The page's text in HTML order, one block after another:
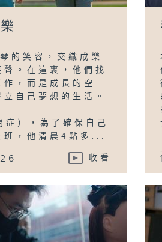
的笑容，交織成樂
聲。在這裹，他們找
作，而是成長的空
立自己夢想的生活。
），為了確保自己
班，他清晨4點多...
收看